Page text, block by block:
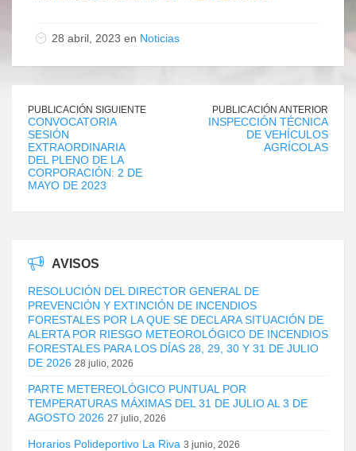
28 abril, 2023 en Noticias
PUBLICACIÓN SIGUIENTE
CONVOCATORIA
SESIÓN
EXTRAORDINARIA
DEL PLENO DE LA
CORPORACIÓN: 2 DE
MAYO DE 2023
PUBLICACIÓN ANTERIOR
INSPECCIÓN TÉCNICA
DE VEHÍCULOS
AGRÍCOLAS
AVISOS
RESOLUCIÓN DEL DIRECTOR GENERAL DE
PREVENCIÓN Y EXTINCIÓN DE INCENDIOS
FORESTALES POR LA QUE SE DECLARA SITUACIÓN DE
ALERTA POR RIESGO METEOROLÓGICO DE INCENDIOS
FORESTALES PARA LOS DÍAS 28, 29, 30 Y 31 DE JULIO
DE 2026 28 julio, 2026
PARTE METEREOLÓGICO PUNTUAL POR
TEMPERATURAS MÁXIMAS DEL 31 DE JULIO AL 3 DE
AGOSTO 2026 27 julio, 2026
Horarios Polideportivo La Riva 3 junio, 2026